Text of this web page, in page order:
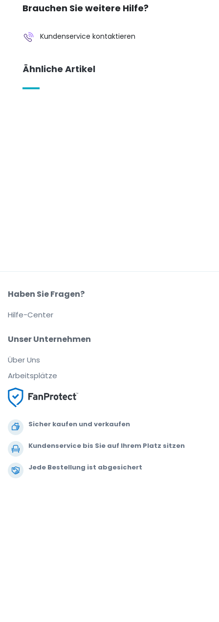
Brauchen Sie weitere Hilfe?
Kundenservice kontaktieren
Ähnliche Artikel
Sicher kaufen und verkaufen
Kundenservice bis Sie auf Ihrem Platz sitzen
Jede Bestellung ist abgesichert
Unser Unternehmen
Über Uns
Arbeitsplätze
Haben Sie Fragen?
Hilfe-Center